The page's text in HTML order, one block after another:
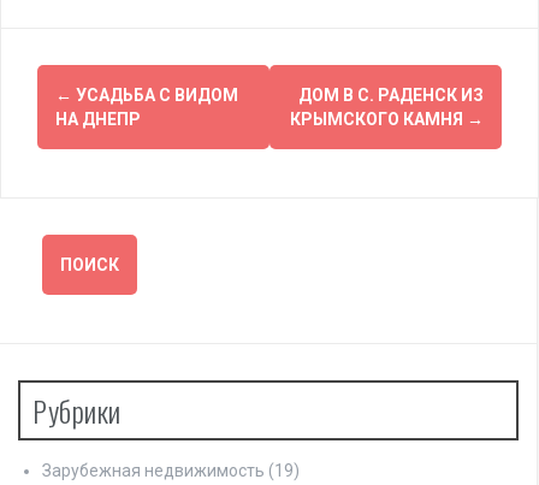
Навигация
по
← УСАДЬБА С ВИДОМ
НА ДНЕПР
ДОМ В С. РАДЕНСК ИЗ
КРЫМСКОГО КАМНЯ →
Рубрики
Зарубежная недвижимость (19)